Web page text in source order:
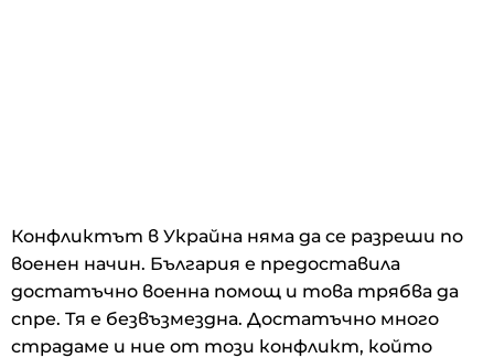
Конфликтът в Украйна няма да се разреши по
военен начин. България е предоставила
достатъчно военна помощ и това трябва да
спре. Тя е безвъзмездна. Достатъчно много
страдаме и ние от този конфликт, който